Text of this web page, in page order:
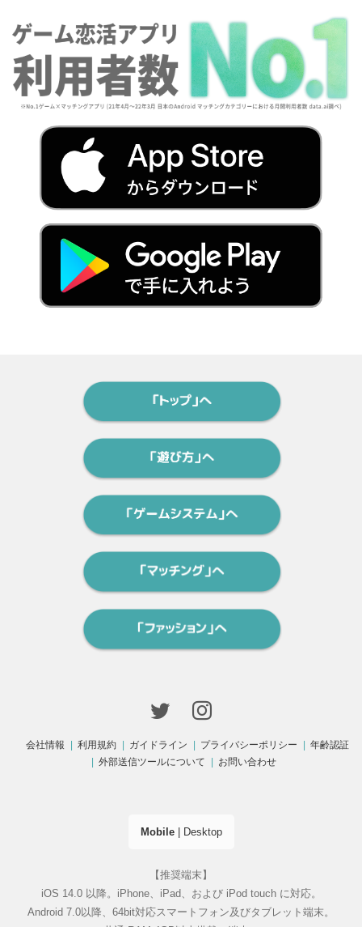
会社情報 利用規約 ガイドライン プライバシーポリシー
年齢認証
外部送信ツールについて
お問い合わせ
Mobile| Desktop
【推奨端末】
iOS 14.0 以降。iPhone、iPad、および iPod touch に対応。
Android 7.0以降、64bit対応スマートフォン及びタブレット端末。